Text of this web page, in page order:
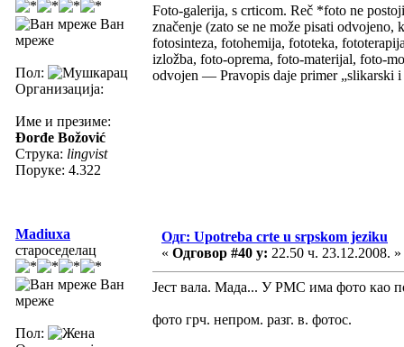
Ван
мреже
Пол:
Организација:
Име и презиме:
Đorđe Božović
Струка: lingvist
Поруке: 4.322
Foto-galerija, s crticom. Reč *foto ne
značenje (zato se ne može pisati
fotosinteza, fotohemija, fototeka,
izložba, foto-oprema, foto-materijal, foto-
odvojen — Pravopis daje primer „slikarski
Madiuxa
староседелац
Ван
мреже
Пол:
Одг: Upotreba crte u srpskom jeziku
« Одговор #40 у: 22.50 ч. 23.12.2008. »
Јест вала. Мада... У РМС има фото као
фото грч. непром. разг. в. фотос.